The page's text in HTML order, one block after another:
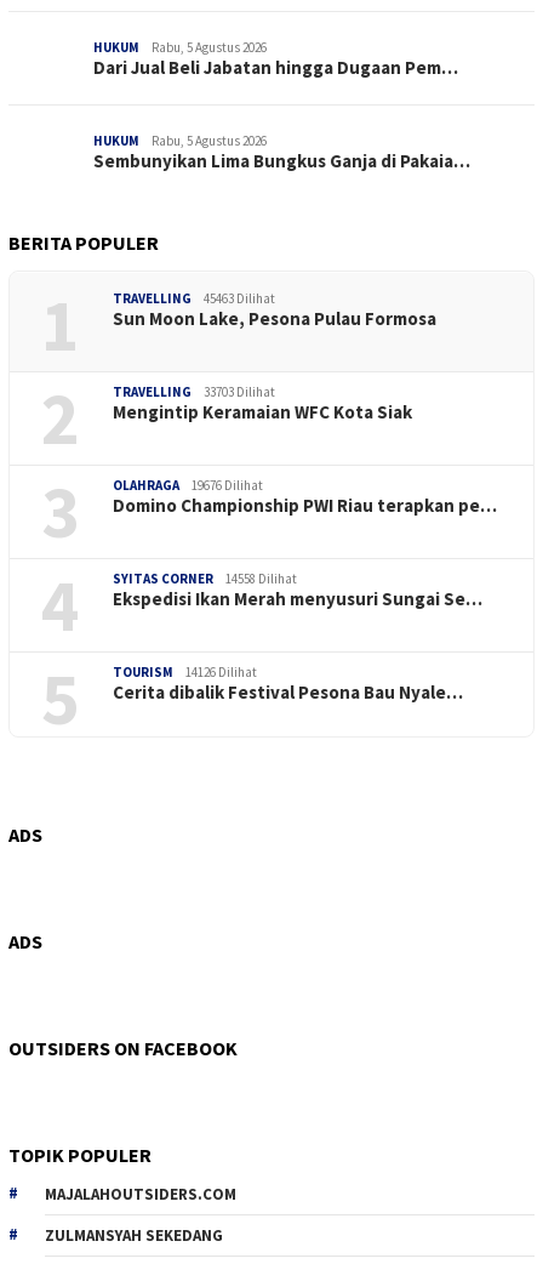
HUKUM Rabu, 5 Agustus 2026
Dari Jual Beli Jabatan hingga Dugaan Pem…
HUKUM Rabu, 5 Agustus 2026
Sembunyikan Lima Bungkus Ganja di Pakaia…
BERITA POPULER
1 TRAVELLING 45463 Dilihat
Sun Moon Lake, Pesona Pulau Formosa
2 TRAVELLING 33703 Dilihat
Mengintip Keramaian WFC Kota Siak
3 OLAHRAGA 19676 Dilihat
Domino Championship PWI Riau terapkan pe…
4 SYITAS CORNER 14558 Dilihat
Ekspedisi Ikan Merah menyusuri Sungai Se…
5 TOURISM 14126 Dilihat
Cerita dibalik Festival Pesona Bau Nyale…
ADS
ADS
OUTSIDERS ON FACEBOOK
TOPIK POPULER
MAJALAHOUTSIDERS.COM
ZULMANSYAH SEKEDANG